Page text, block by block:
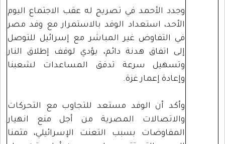
وجدد الأحمد في تصريح له عقب الاجتماع اليوم
الأحد، استعداد الوفد بالاستمرار مع وفد مصر
في التفاوض غير المباشر مع إسرائيل للتوصل
إلى اتفاق هدنة دائم، يؤدي لوقف إطلاق النار
وتسهيل سرعة تدفق المساعدات لشعبنا
وإعادة إعمار غزة.
وأكد أن الوفد مستعد للتجاوب مع التحركات
والاتصالات المصرية من أجل منع انهيار
المفاوضات بسبب التعنت الإسرائيلي، مثمنا